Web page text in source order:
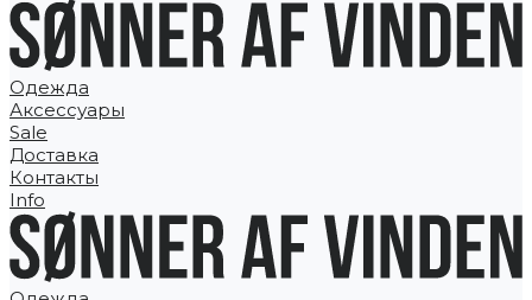
Одежда
Аксессуары
Sale
Доставка
Контакты
Info